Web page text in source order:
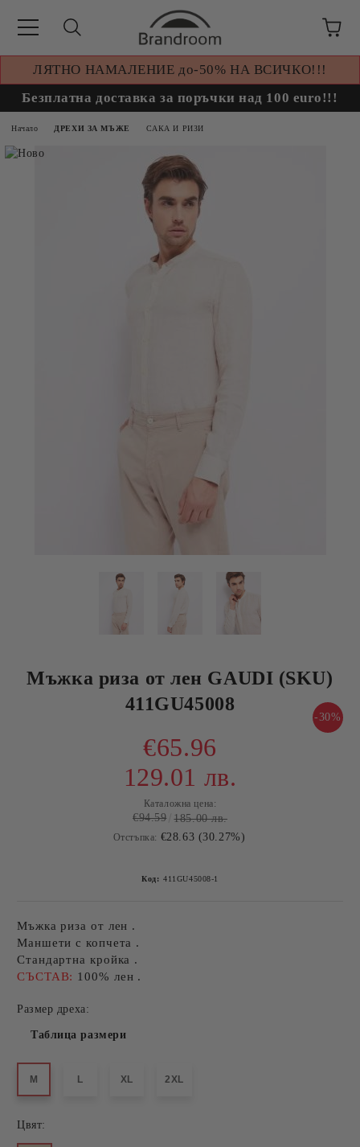
ЛЯТНО НАМАЛЕНИЕ до-50% НА ВСИЧКО!!!
Безплатна доставка за поръчки над 100 euro!!!
Начало ДРЕХИ ЗА МЪЖЕ САКА И РИЗИ
Мъжка риза от лен GAUDI (SKU)
411GU45008
-30%
€65.96
129.01 лв.
Каталожна цена:
€94.59 185.00 лв.
Отстъпка: €28.63 (30.27%)
Код: 411GU45008-1
Мъжка риза от лен .
Маншети с копчета .
Стандартна кройка .
СЪСТАВ: 100% лен .
Размер дреха:
Таблица размери
M L XL 2XL
Цвят: